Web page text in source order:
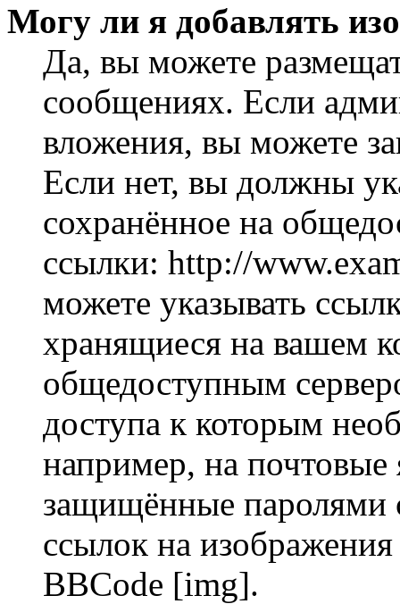
Могу ли я добавлять
Да, вы можете
сообщениях. Если
вложения, вы можете
Если нет, вы должны
сохранённое на
ссылки: http://
можете указывать
хранящиеся на вашем
общедоступным
доступа к которым
например, на
защищённые паролями
ссылок на
BBCode [img].